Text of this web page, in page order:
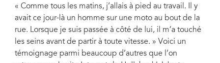
« Comme tous les matins, j’allais à pied au travail. Il y
avait ce jour-là un homme sur une moto au bout de la
rue. Lorsque je suis passée à côté de lui, il m’a touché
les seins avant de partir à toute vitesse. » Voici un
témoignage parmi beaucoup d’autres que l’on